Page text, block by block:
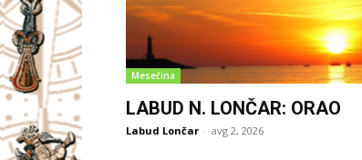
Mesečina
LABUD N. LONČAR: ORAO
Labud Lončar - avg 2, 2026